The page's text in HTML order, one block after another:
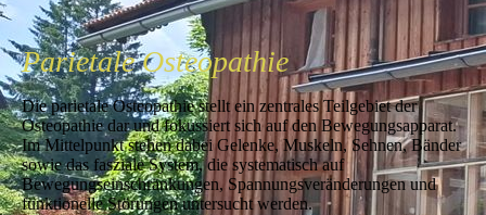
Parietale Osteopathie
Die parietale Osteopathie stellt ein zentrales Teilgebiet der
Osteopathie dar und fokussiert sich auf den Bewegungsapparat.
Im Mittelpunkt stehen dabei Gelenke, Muskeln, Sehnen, Bänder
sowie das fasziale System, die systematisch auf
Bewegungseinschränkungen, Spannungsveränderungen und
funktionelle Störungen untersucht werden.